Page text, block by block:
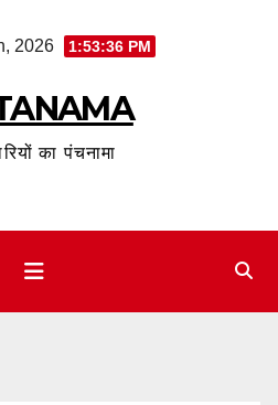
2026 1:53:37 PM
का पंचनामा